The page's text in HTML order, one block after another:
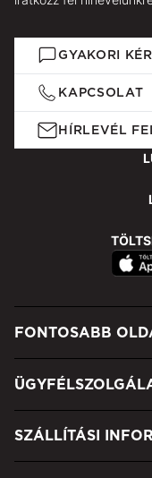
GYAKORI
KAPCSOLAT
HÍRLEVÉL
FONTOSABB
SZÁLLÍTÁSI